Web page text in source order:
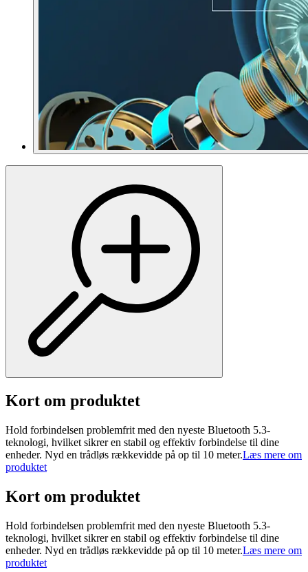
Kort om produktet
Hold forbindelsen problemfrit med den nyeste Bluetooth 5.3-
teknologi, hvilket sikrer en stabil og effektiv forbindelse til dine
enheder. Nyd en trådløs rækkevidde på op til 10 meter.Læs mere om
produktet
Kort om produktet
Hold forbindelsen problemfrit med den nyeste Bluetooth 5.3-
teknologi, hvilket sikrer en stabil og effektiv forbindelse til dine
enheder. Nyd en trådløs rækkevidde på op til 10 meter.Læs mere om
produktet